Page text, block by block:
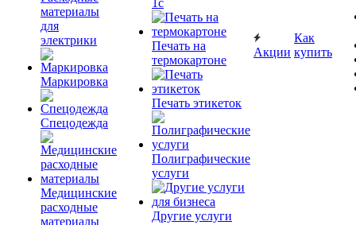
материалы
для
электрики
Маркировка
Спецодежда
Медицинские
расходные
материалы
1c
Печать на
термокартоне
Печать этикеток
Полиграфические
услуги
Другие услуги
Акции
Как
купить